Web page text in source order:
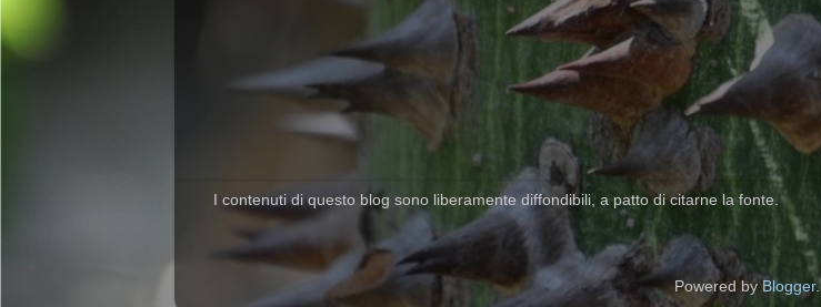
I contenuti di questo blog sono liberamente diffondibili, a patto di citarne la fonte.
Powered by Blogger.